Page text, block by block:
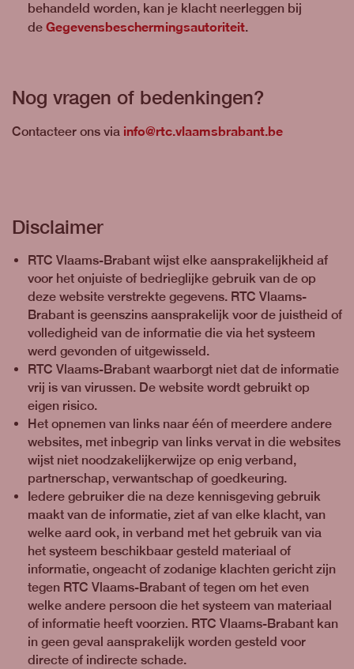
behandeld worden, kan je klacht neerleggen bij
de Gegevensbeschermingsautoriteit.
Nog vragen of bedenkingen?
Contacteer ons via info@rtc.vlaamsbrabant.be
Disclaimer
RTC Vlaams-Brabant wijst elke aansprakelijkheid af
voor het onjuiste of bedrieglijke gebruik van de op
deze website verstrekte gegevens. RTC Vlaams-
Brabant is geenszins aansprakelijk voor de juistheid of
volledigheid van de informatie die via het systeem
werd gevonden of uitgewisseld.
RTC Vlaams-Brabant waarborgt niet dat de informatie
vrij is van virussen. De website wordt gebruikt op
eigen risico.
Het opnemen van links naar één of meerdere andere
websites, met inbegrip van links vervat in die websites
wijst niet noodzakelijkerwijze op enig verband,
partnerschap, verwantschap of goedkeuring.
Iedere gebruiker die na deze kennisgeving gebruik
maakt van de informatie, ziet af van elke klacht, van
welke aard ook, in verband met het gebruik van via
het systeem beschikbaar gesteld materiaal of
informatie, ongeacht of zodanige klachten gericht zijn
tegen RTC Vlaams-Brabant of tegen om het even
welke andere persoon die het systeem van materiaal
of informatie heeft voorzien. RTC Vlaams-Brabant kan
in geen geval aansprakelijk worden gesteld voor
directe of indirecte schade.